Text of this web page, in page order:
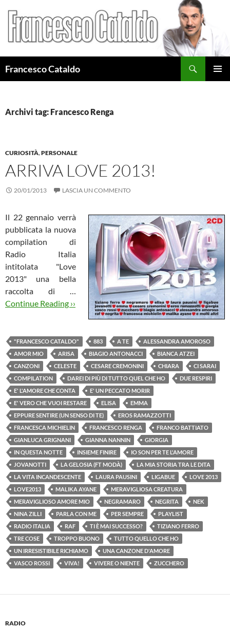
Francesco Cataldo
Archivi tag: Francesco Renga
CURIOSITÀ,PERSONALE
ARRIVA LOVE 2013!
20/01/2013 LASCIA UN COMMENTO
Il 22 gennaio verrà
pubblicata la nuova
compilation di
Radio Italia
intitolata "Love
2013" una bella
raccolta di …
Continue Reading ››
"FRANCESCO CATALDO" 883 A TE
ALESSANDRA AMOROSO
AMOR MIO
ARISA BIAGIO ANTONACCI
BIANCA ATZEI
CANZONI
CELESTE CESARE CREMONINI CHIARA
CI SARAI
COMPILATION
DAREI DI PIÙ DI TUTTO QUEL CHE HO
DUE RESPIRI
E' L'AMORE CHE CONTA
E' UN PECCATO MORIR
E' VERO CHE VUOI RESTARE
ELISA
EMMA
EPPURE SENTIRE (UN SENSO DI TE)
EROS RAMAZZOTTI
FRANCESCA MICHIELIN
FRANCESCO RENGA
FRANCO BATTIATO
GIANLUCA GRIGNANI
GIANNA NANNIN
GIORGIA
IN QUESTA NOTTE
INSIEME FINIRE
IO SON PER TE L'AMORE
JOVANOTTI
LA GELOSIA (FT MODÀ)
LA MIA STORIA TRA LE DITA
LA VITA INCANDESCENTE
LAURA PAUSINI LIGABUE
LOVE 2013
LOVE2013
MALIKA AYANE
MERAVIGLIOSA CREATURA
MERAVIGLIOSO AMORE MIO
NEGRAMARO NEGRITA
NEK
NINA ZILLI
PARLA CON ME PER SEMPRE
PLAYLIST
RADIO ITALIA
RAF TI È MAI SUCCESSO?
TIZIANO FERRO
TRE COSE
TROPPO BUONO
TUTTO QUELLO CHE HO
UN IRRESISTIBILE RICHIAMO
UNA CANZONE D'AMORE
VASCO ROSSI
VIVA! VIVERE O NIENTE ZUCCHERO
RADIO